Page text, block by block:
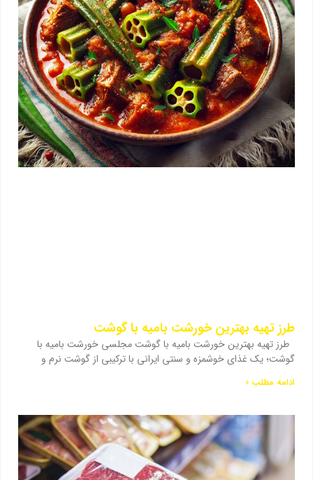
طرز تهیه بهترین خورشت بامیه با گوشت
طرز تهیه بهترین خورشت بامیه با گوشت مجلسی خورشت بامیه با
گوشت؛ یک غذای خوشمزه و سنتی ایرانی با ترکیبی از گوشت نرم و
ادامه مطلب »